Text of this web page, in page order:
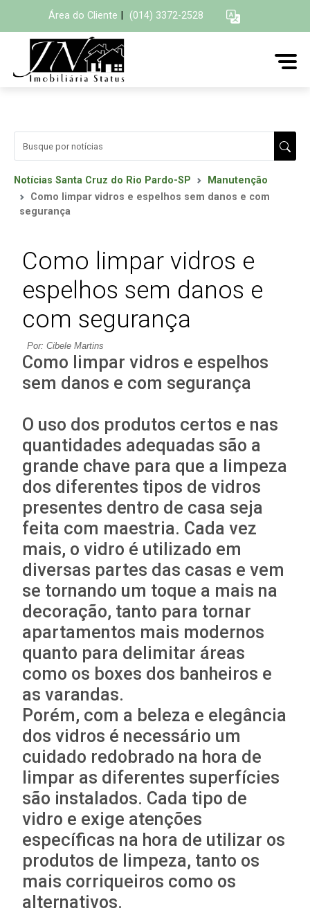
Área do Cliente (014) 3372-2528
Notícias Santa Cruz do Rio Pardo-SP
Manutenção
Como limpar vidros e espelhos sem danos e com
segurança
Como limpar vidros e
espelhos sem danos e
com segurança
Por: Cibele Martins
Como limpar vidros e espelhos
sem danos e com segurança
O uso dos produtos certos e nas
quantidades adequadas são a
grande chave para que a limpeza
dos diferentes tipos de vidros
presentes dentro de casa seja
feita com maestria. Cada vez
mais, o vidro é utilizado em
diversas partes das casas e vem
se tornando um toque a mais na
decoração, tanto para tornar
apartamentos mais modernos
quanto para delimitar áreas
como os boxes dos banheiros e
as varandas.
Porém, com a beleza e elegância
dos vidros é necessário um
cuidado redobrado na hora de
limpar as diferentes superfícies
são instalados. Cada tipo de
vidro e exige atenções
específicas na hora de utilizar os
produtos de limpeza, tanto os
mais corriqueiros como os
alternativos.